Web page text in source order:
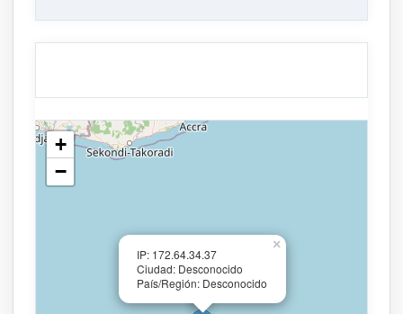
IP: 172.64.34.37
Ciudad: Desconocido
País/Región: Desconocido
×
+
−